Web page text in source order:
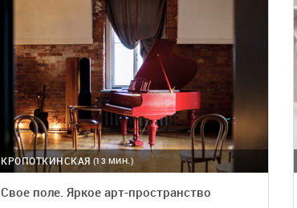
(13 МИН.)
КРОПОТКИНСКАЯ
Свое поле. Яркое арт-пространство